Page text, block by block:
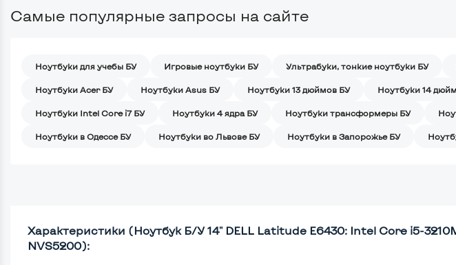
Самые популярные запросы на сайте
Ноутбуки для учебы БУ Игровые ноутбуки БУ Ультрабуки, тонкие ноутбуки БУ
Ноутбуки Acer БУ Ноутбуки Asus БУ Ноутбуки 13 дюймов БУ Ноутбуки 14
Ноутбуки Intel Core i7 БУ Ноутбуки 4 ядра БУ Ноутбуки трансформеры БУ
Ноутбуки в Одессе БУ Ноутбуки во Львове БУ Ноутбуки в Запорожье БУ
Характеристики (Ноутбук Б/У 14" DELL Latitude E6430: Intel Core i5-
NVS5200):